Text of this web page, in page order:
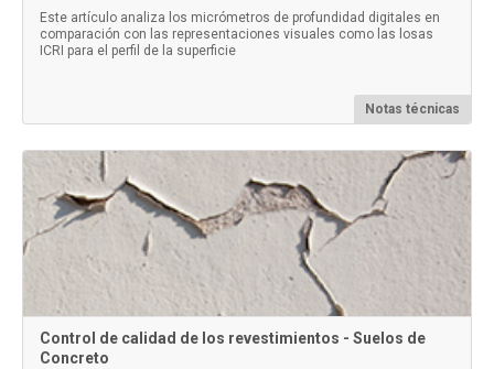
Este artículo analiza los micrómetros de profundidad digitales en
comparación con las representaciones visuales como las losas
ICRI para el perfil de la superficie
Notas técnicas
Control de calidad de los revestimientos - Suelos de
Concreto